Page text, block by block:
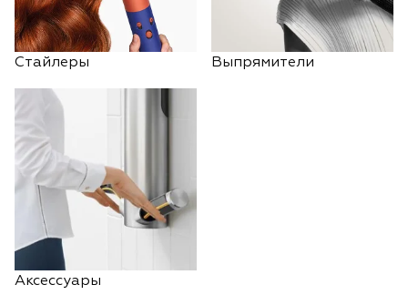
Стайлеры Выпрямители
Аксессуары